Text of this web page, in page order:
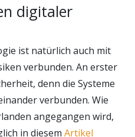
digitaler
ist natürlich auch mit
verbunden. An erster
denn die Systeme
verbunden. Wie
angegangen wird,
in diesem Artikel